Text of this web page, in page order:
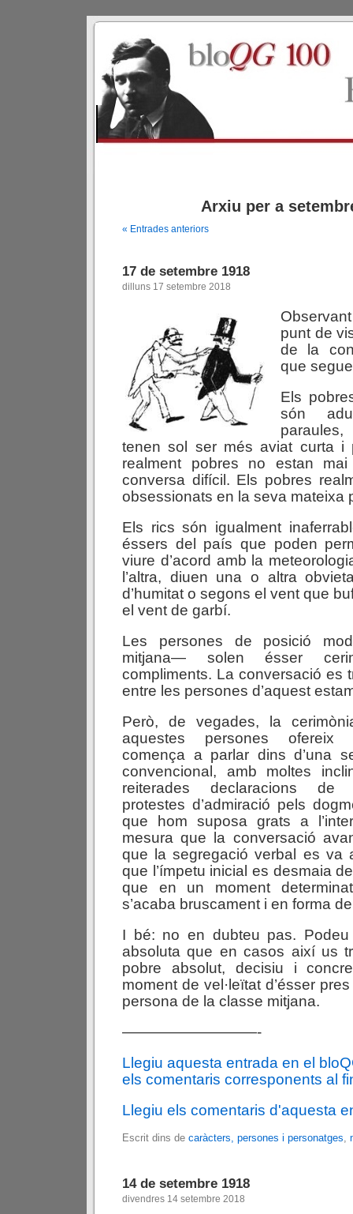
Arxiu per a
« Entrades anteriors
17 de setembre 1918
dilluns 17 setembre 2018
punt de
de la
que
Els
són
tenen sol ser més aviat curta i
realment pobres no estan
conversa difícil. Els pobres
obsessionats en la seva mateixa
Els rics són igualment
éssers del país que poden
viure d’acord amb la
l’altra, diuen una o altra
d’humitat o segons el vent que
el vent de garbí.
Les persones de posició
mitjana— solen ésser
compliments. La conversació es
entre les persones d’aquest
Però, de vegades, la
aquestes persones ofereix
comença a parlar dins d’una
convencional, amb moltes
reiterades declaracions de
protestes d’admiració pels
que hom suposa grats a
mesura que la conversació
que la segregació verbal es va
que l’ímpetu inicial es desmaia
que en un moment
s’acaba bruscament i en forma
I bé: no en dubteu pas.
absoluta que en casos així us
pobre absolut, decisiu i
moment de vel·leïtat d’ésser
persona de la classe mitjana.
—————————-
Llegiu aquesta entrada en el
els comentaris corresponents al
Llegiu els comentaris d'aquesta
Escrit dins de caràcters, persones i personatges,
14 de setembre 1918
divendres 14 setembre 2018